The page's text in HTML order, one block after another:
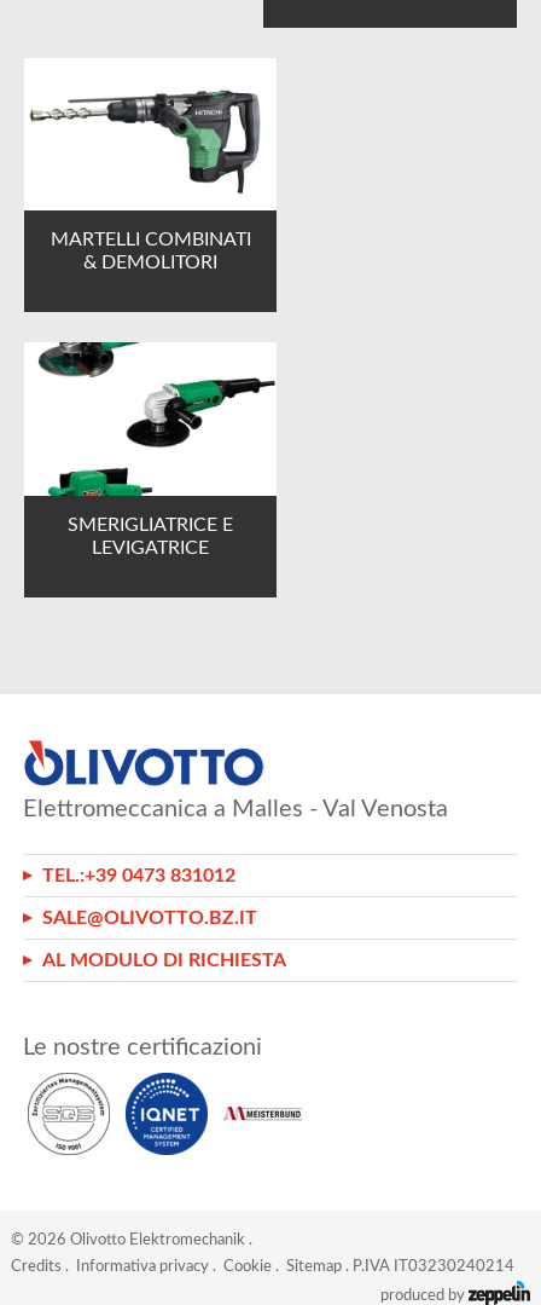
MARTELLI COMBINATI
& DEMOLITORI
SMERIGLIATRICE E
LEVIGATRICE
Elettromeccanica a Malles - Val Venosta
TEL.:+39 0473 831012
SALE@OLIVOTTO.BZ.IT
AL MODULO DI RICHIESTA
Le nostre certificazioni
© 2026 Olivotto Elektromechanik.
Credits . Informativa privacy. Cookie. Sitemap. P.IVA IT03230240214
produced by